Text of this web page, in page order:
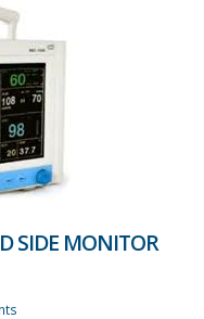
SIDE MONITOR